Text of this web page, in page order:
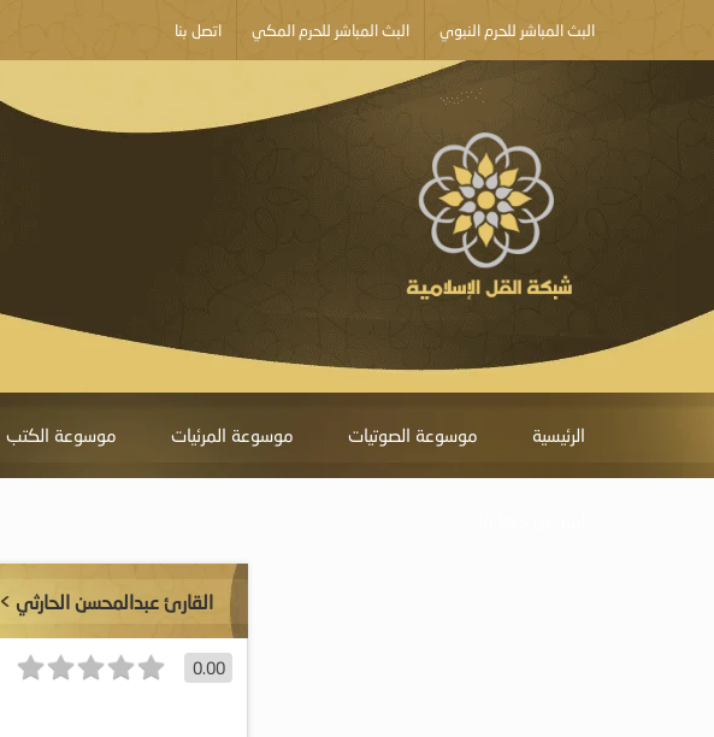
البث المباشر للحرم النبوي البث المباشر للحرم المكي اتصل بنا
الرئيسية موسوعة الصوتيات موسوعة المرئيات موسوعة الكتب
القارئ عبدالمحسن الحارثي > 65- سورة الطلاق
0.00